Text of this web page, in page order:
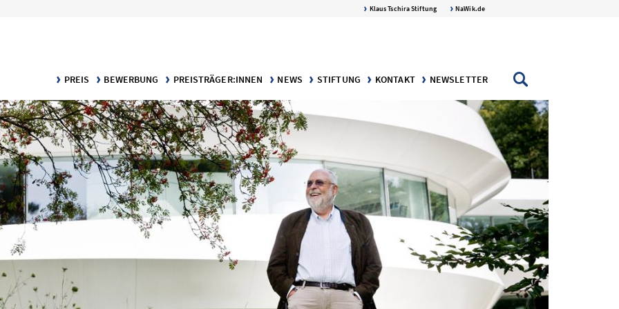
Klaus Tschira Stiftung NaWik.de
PREIS
KATEGORIE TEXT
KATEGORIE INFOGRAFIK
BEWERBUNG
BEWERBUNGSPORTAL
PREISTRÄGER:INNEN
PUBLIKATIONEN
NEWS
STIFTUNG
KONTAKT NEWSLETTER